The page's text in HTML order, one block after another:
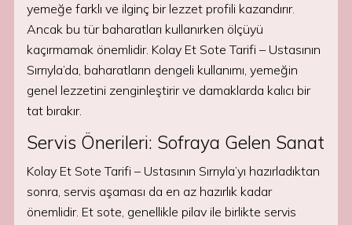
yemeğe farklı ve ilginç bir lezzet profili kazandırır.
Ancak bu tür baharatları kullanırken ölçüyü
kaçırmamak önemlidir. Kolay Et Sote Tarifi – Ustasının
Sırrıyla’da, baharatların dengeli kullanımı, yemeğin
genel lezzetini zenginleştirir ve damaklarda kalıcı bir
tat bırakır.
Servis Önerileri: Sofraya Gelen Sanat
Kolay Et Sote Tarifi – Ustasının Sırrıyla’yı hazırladıktan
sonra, servis aşaması da en az hazırlık kadar
önemlidir. Et sote, genellikle pilav ile birlikte servis